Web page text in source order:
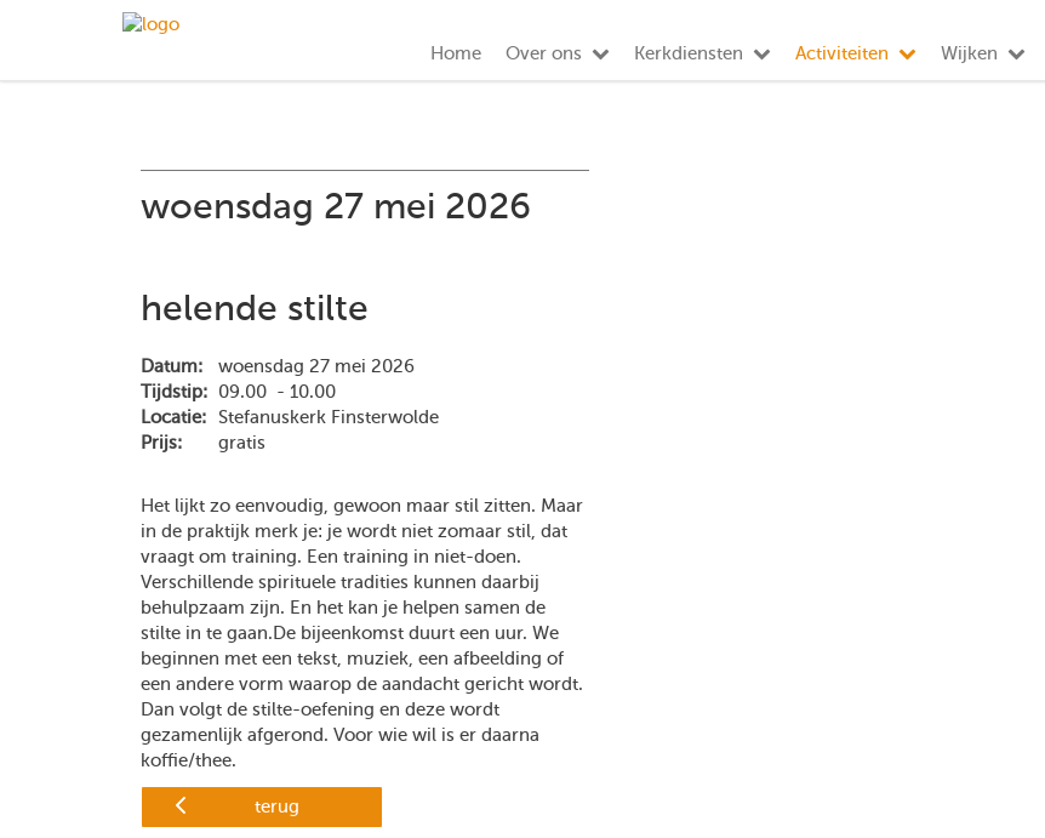
Home Over ons Kerkdiensten Activiteiten Wijken
woensdag 27 mei 2026
helende stilte
Datum:
woensdag 27 mei 2026
Tijdstip:
09.00 - 10.00
Locatie:
Stefanuskerk Finsterwolde
Prijs:
gratis
Het lijkt zo eenvoudig, gewoon maar stil zitten. Maar
in de praktijk merk je: je wordt niet zomaar stil, dat
vraagt om training. Een training in niet-doen.
Verschillende spirituele tradities kunnen daarbij
behulpzaam zijn. En het kan je helpen samen de
stilte in te gaan.De bijeenkomst duurt een uur. We
beginnen met een tekst, muziek, een afbeelding of
een andere vorm waarop de aandacht gericht wordt.
Dan volgt de stilte-oefening en deze wordt
gezamenlijk afgerond. Voor wie wil is er daarna
koffie/thee.
terug